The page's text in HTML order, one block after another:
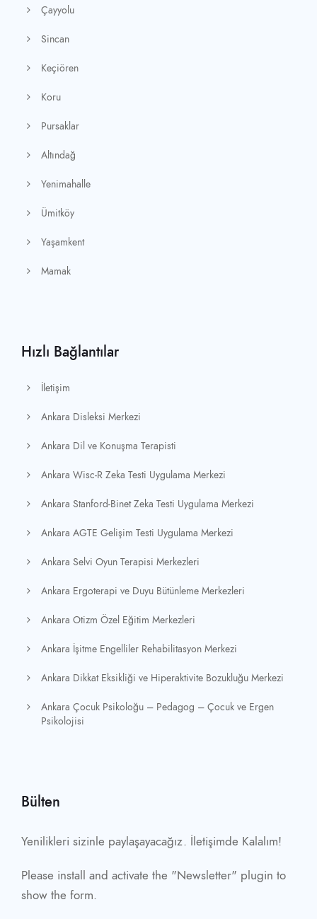
Çayyolu
Sincan
Keçiören
Koru
Pursaklar
Altındağ
Yenimahalle
Ümitköy
Yaşamkent
Mamak
Hızlı Bağlantılar
İletişim
Ankara Disleksi Merkezi
Ankara Dil ve Konuşma Terapisti
Ankara Wisc-R Zeka Testi Uygulama Merkezi
Ankara Stanford-Binet Zeka Testi Uygulama Merkezi
Ankara AGTE Gelişim Testi Uygulama Merkezi
Ankara Selvi Oyun Terapisi Merkezleri
Ankara Ergoterapi ve Duyu Bütünleme Merkezleri
Ankara Otizm Özel Eğitim Merkezleri
Ankara İşitme Engelliler Rehabilitasyon Merkezi
Ankara Dikkat Eksikliği ve Hiperaktivite Bozukluğu Merkezi
Ankara Çocuk Psikoloğu – Pedagog – Çocuk ve Ergen
Psikolojisi
Bülten
Yenilikleri sizinle paylaşayacağız. İletişimde Kalalım!
Please install and activate the "Newsletter" plugin to
show the form.